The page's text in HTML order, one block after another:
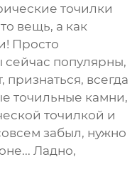
точилки
вещь, а как
Просто
сейчас популярны,
признаться, всегда
точильные камни,
точилкой и
забыл, нужно
Ладно,